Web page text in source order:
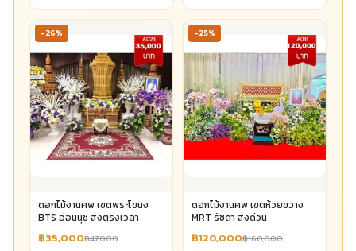
-26%
ดอกไม้งานศพ เขตพระโขนง
BTS อ่อนนุช ส่งตรงเวลา
฿35,000฿47,000
-25%
ดอกไม้งานศพ เขตห้วยขวาง
MRT รัชดา ส่งด่วน
฿120,000฿160,000